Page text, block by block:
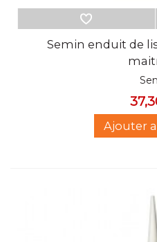
Semin enduit de
Ajouter